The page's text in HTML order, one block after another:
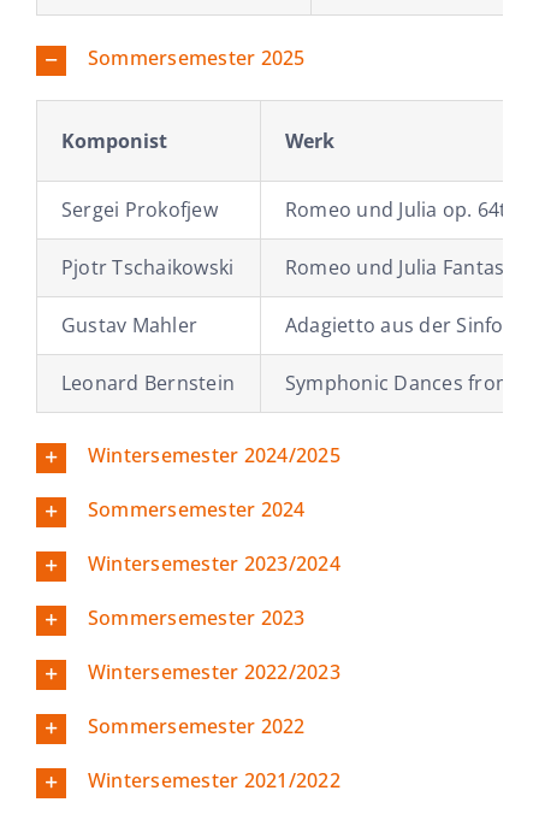
Sommersemester 2025
Komponist Werk
Sergei Prokofjew Romeo und Julia op. 64ter
Pjotr Tschaikowski Romeo und Julia Fantasie-
Gustav Mahler Adagietto aus der Sinfonie
Leonard Bernstein Symphonic Dances from
Wintersemester 2024/2025
Sommersemester 2024
Wintersemester 2023/2024
Sommersemester 2023
Wintersemester 2022/2023
Sommersemester 2022
Wintersemester 2021/2022